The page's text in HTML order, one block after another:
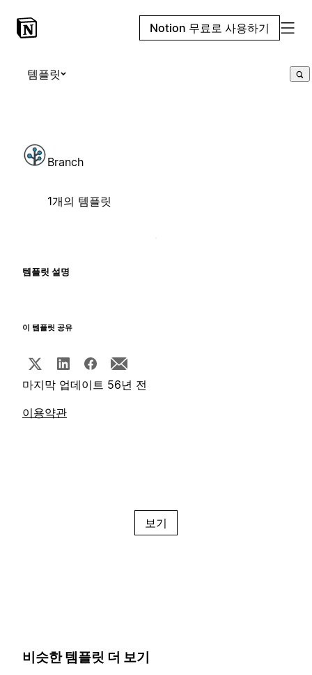
Notion 무료로 사용하기
템플릿
Branch
1개의 템플릿
템플릿 설명
이 템플릿 공유
마지막 업데이트 56년 전
이용약관
보기
비슷한 템플릿 더 보기